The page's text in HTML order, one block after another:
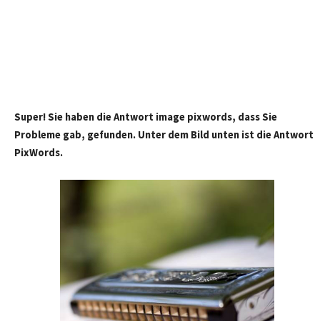
Super! Sie haben die Antwort image pixwords, dass Sie
Probleme gab, gefunden. Unter dem Bild unten ist die Antwort
PixWords.